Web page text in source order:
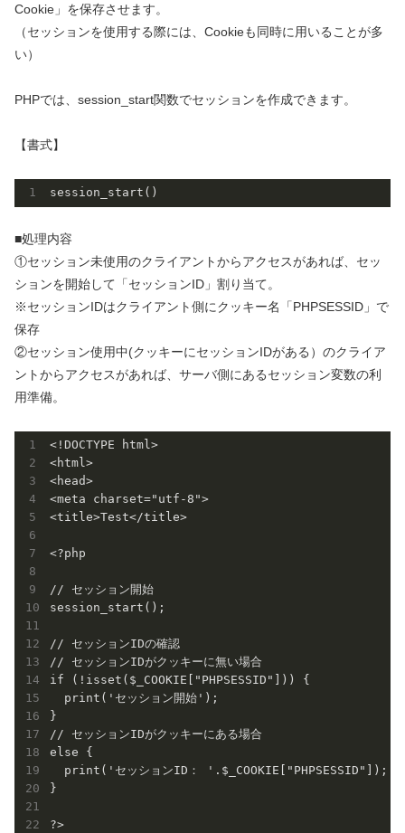
Cookie」を保存させます。
（セッションを使用する際には、Cookieも同時に用いることが多
い）
PHPでは、session_start関数でセッションを作成できます。
【書式】
■処理内容
①セッション未使用のクライアントからアクセスがあれば、セッ
ションを開始して「セッションID」割り当て。
※セッションIDはクライアント側にクッキー名「PHPSESSID」で
保存
②セッション使用中(クッキーにセッションIDがある）のクライア
ントからアクセスがあれば、サーバ側にあるセッション変数の利
用準備。
<!DOCTYPE html>
<html>
<head>
<meta charset="utf-8">
<title>Test</title>
<?php
// セッション開始
session_start();
// セッションIDの確認
// セッションIDがクッキーに無い場合
if (!isset($_COOKIE["PHPSESSID"])) {
  print('セッション開始');
}
// セッションIDがクッキーにある場合
else {
  print('セッションID： '.$_COOKIE["PHPSESSID"]);
}
?>